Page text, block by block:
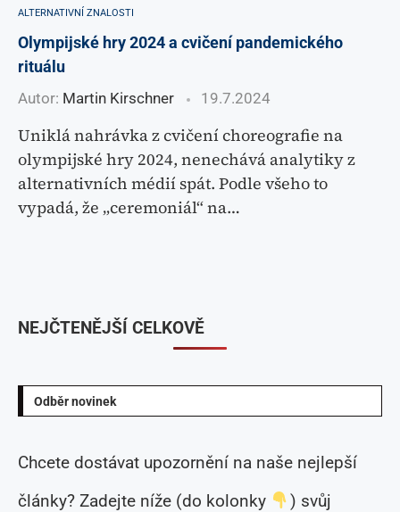
ALTERNATIVNÍ ZNALOSTI
Olympijské hry 2024 a cvičení pandemického
rituálu
Autor: Martin Kirschner 19.7.2024
Uniklá nahrávka z cvičení choreografie na
olympijské hry 2024, nenechává analytiky z
alternativních médií spát. Podle všeho to
vypadá, že „ceremoniál“ na…
Odběr novinek
Chcete dostávat upozornění na naše nejlepší
články? Zadejte níže (do kolonky
) svůj
NEJČTENĚJŠÍ CELKOVĚ